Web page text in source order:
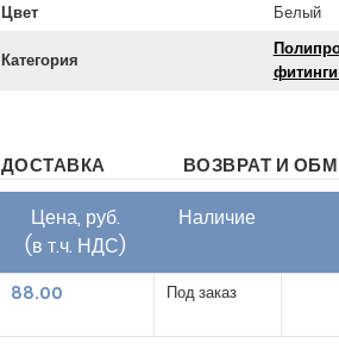
Цвет
Белый
Категория
ДОСТАВКА ВОЗВРАТ И
Цена, руб.
(в т.ч. НДС)
Наличие
88.00 Под заказ